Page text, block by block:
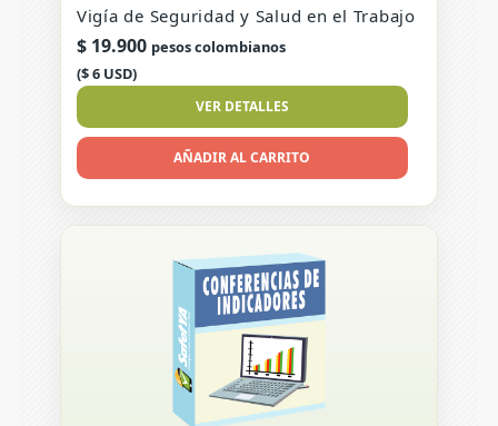
Vigía de Seguridad y Salud en el Trabajo
$19.900 pesos colombianos
($ 6 USD)
VER DETALLES
AÑADIR AL CARRITO